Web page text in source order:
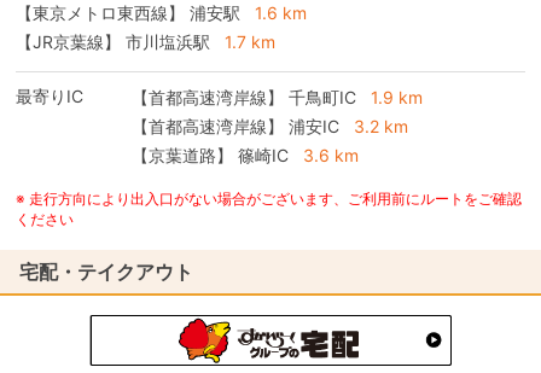
【東京メトロ東西線】 浦安駅
1.6 km
【JR京葉線】 市川塩浜駅
1.7 km
最寄りIC 【首都高速湾岸線】 千鳥町IC
1.9 km
【首都高速湾岸線】
浦安IC
3.2 km
【京葉道路】
篠崎IC 3.6 km
※ 走行方向により出入口がない場合がございます、ご利用前にルートをご確認
ください
宅配・テイクアウト